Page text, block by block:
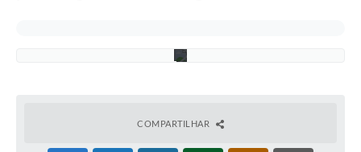
Normas e Legislação
COMPARTILHAR